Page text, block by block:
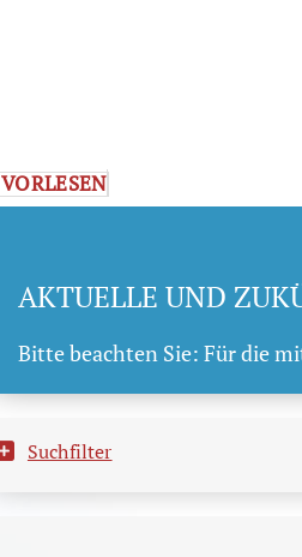
VORLESEN
AKTUELLE UND
Bitte beachten Sie: Für die
Suchfilter